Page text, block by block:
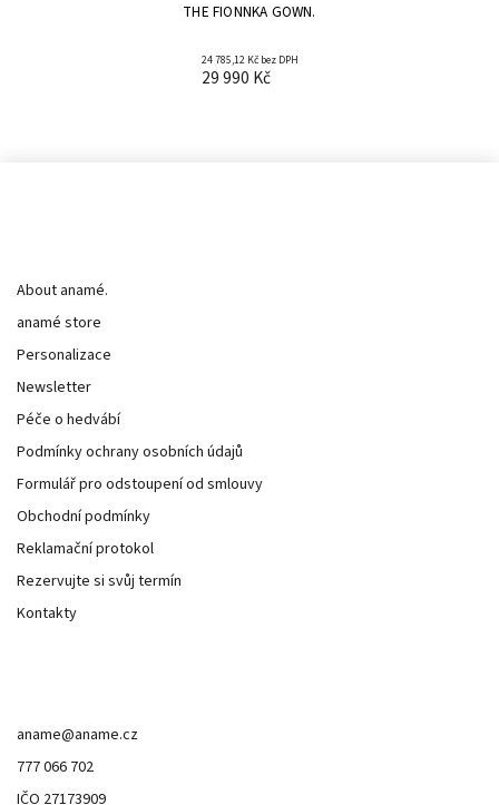
THE FIONNKA GOWN.
24 785,12 Kč bez DPH
29 990 Kč
About anamé.
anamé store
Personalizace
Newsletter
Péče o hedvábí
Podmínky ochrany osobních údajů
Formulář pro odstoupení od smlouvy
Obchodní podmínky
Reklamační protokol
Rezervujte si svůj termín
Kontakty
aname@aname.cz
777 066 702
IČO 27173909